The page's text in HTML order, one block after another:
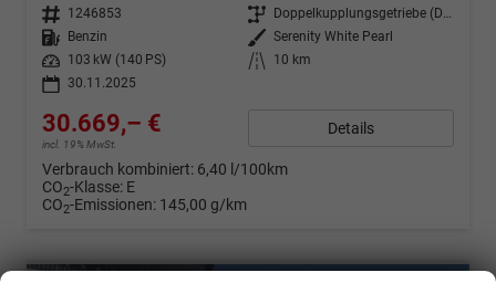
Fahrzeugnr. 1246853 Getriebe
Doppelkupplungsgetriebe (DSG)
Kraftstoff
Benzin Außenfarbe Serenity White Pearl
Leistung
103 kW (140 PS) Kilometerstand
10 km
30.11.2025
30.669,– €
incl. 19% MwSt.
Details
Verbrauch kombiniert: 6,40 l/100km
CO2-Klasse: E
CO2-Emissionen: 145,00 g/km